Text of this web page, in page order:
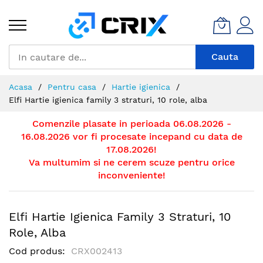
Continut
Cauta
Acasa Pentru casa
Hartie igienica
Elfi Hartie igienica family 3 straturi, 10 role, alba
Comenzile plasate in perioada 06.08.2026 -
16.08.2026 vor fi procesate incepand cu data de
17.08.2026!
Va multumim si ne cerem scuze pentru orice
inconveniente!
Elfi Hartie Igienica Family 3 Straturi, 10
Role, Alba
Cod produs CRX002413